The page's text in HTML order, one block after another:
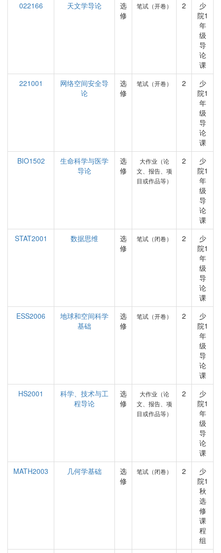
022166
天文学导论
选
修
笔试（开卷） 2
少
院1
年
级
导
论
课
221001
网络空间安全导
论
选
修
笔试（开卷） 2
少
院1
年
级
导
论
课
BIO1502
生命科学与医学
导论
选
修
大作业（论
文、报告、项
目或作品等）
2
少
院1
年
级
导
论
课
STAT2001
数据思维
选
修
笔试（闭卷） 2
少
院1
年
级
导
论
课
ESS2006
地球和空间科学
基础
选
修
笔试（开卷） 2
少
院1
年
级
导
论
课
HS2001
科学、技术与工
程导论
选
修
大作业（论
文、报告、项
目或作品等）
2
少
院1
年
级
导
论
课
MATH2003
几何学基础
选
修
笔试（闭卷） 2
少
院1
秋
选
修
课
程
组